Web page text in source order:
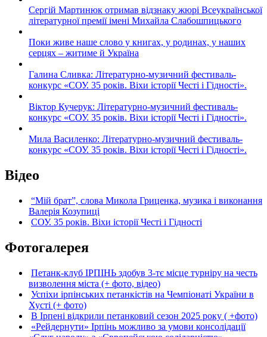
Сергій Мартинюк отримав відзнаку жюрі Всеукраїнської
літературної премії імені Михайла Слабошпицького
Поки живе наше слово у книгах, у родинах, у наших
серцях – житиме й Україна
Галина Сливка: Літературно-музичний фестиваль-
конкурс «СОУ. 35 років. Віхи історії Честі і Гідності».
Віктор Кучерук: Літературно-музичний фестиваль-
конкурс «СОУ. 35 років. Віхи історії Честі і Гідності».
Мила Василенко: Літературно-музичний фестиваль-
конкурс «СОУ. 35 років. Віхи історії Честі і Гідності».
Відео
“Мій брат”, слова Микола Гриценка, музика і виконання
Валерія Козупиці
СОУ. 35 років. Віхи історії Честі і Гідності
Фотогалерея
Петанк-клуб ІРПІНЬ здобув 3-тє місце турніру на честь
визволення міста (+ фото, відео)
Успіхи ірпінських петанкістів на Чемпіонаті України в
Хусті (+ фото)
В Ірпені відкрили петанковий сезон 2025 року ( +фото)
«Рейдернути» Ірпінь можливо за умови консолідації